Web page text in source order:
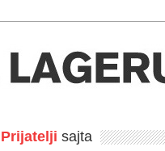
Prijatelji sajta